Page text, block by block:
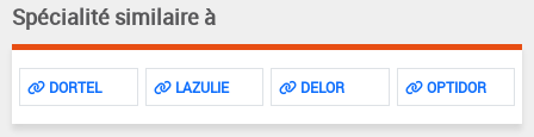
Spécialité similaire à
DORTEL LAZULIE DELOR OPTIDOR